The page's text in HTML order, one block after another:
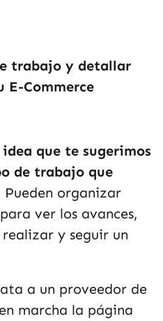
trabajo y detallar
E-Commerce
que te sugerimos
de trabajo que
Pueden organizar
ver los avances,
y seguir un
a un proveedor de
marcha la página